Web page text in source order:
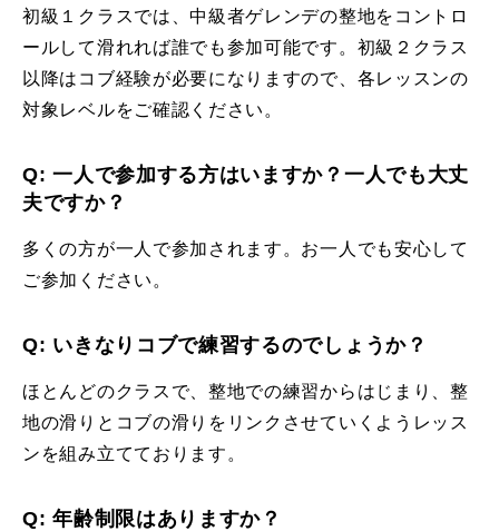
初級１クラスでは、中級者ゲレンデの整地をコントロ
ールして滑れれば誰でも参加可能です。初級２クラス
以降はコブ経験が必要になりますので、各レッスンの
対象レベルをご確認ください。
Q: 一人で参加する方はいますか？一人でも大丈
夫ですか？
多くの方が一人で参加されます。お一人でも安心して
ご参加ください。
Q: いきなりコブで練習するのでしょうか？
ほとんどのクラスで、整地での練習からはじまり、整
地の滑りとコブの滑りをリンクさせていくようレッス
ンを組み立てております。
Q: 年齢制限はありますか？